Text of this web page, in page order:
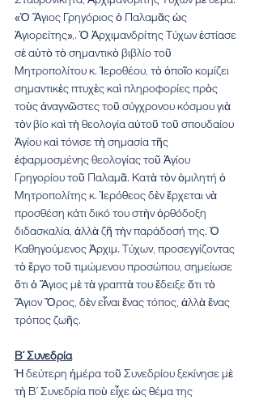
«Ὁ Ἅγιος Γρηγόριος ὁ Παλαμᾶς ὡς
Ἁγιορείτης»,. Ὁ Ἀρχιμανδρίτης Τύχων ἑστίασε
σὲ αὐτὸ τὸ σημαντικὸ βιβλίο τοῦ
Μητροπολίτου κ. Ἱεροθέου, τὸ ὁποῖο κομίζει
σημαντικὲς πτυχὲς καὶ πληροφορίες πρὸς
τοὺς ἀναγνῶστες τοῦ σύγχρονου κόσμου γιὰ
τὸν βίο καὶ τὴ θεολογία αὐτοῦ τοῦ σπουδαίου
Ἁγίου καὶ τόνισε τὴ σημασία τῆς
ἐφαρμοσμένης θεολογίας τοῦ Ἁγίου
Γρηγορίου τοῦ Παλαμᾶ. Κατὰ τὸν ὁμιλητή ὁ
Μητροπολίτης κ. Ἱερόθεος δὲν ἔρχεται νὰ
προσθέση κάτι δικό του στὴν ὀρθόδοξη
διδασκαλία, ἀλλὰ ζῆ τὴν παράδοσή της. Ὁ
Καθηγούμενος Ἀρχιμ. Τύχων, προσεγγίζοντας
τὸ ἔργο τοῦ τιμώμενου προσώπου, σημείωσε
ὅτι ὁ Ἅγιος μὲ τὰ γραπτὰ του ἔδειξε ὅτι τὸ
Ἅγιον Ὄρος, δὲν εἶναι ἕνας τόπος, ἀλλὰ ἕνας
τρόπος ζωῆς.
Β΄ Συνεδρία
Ἡ δεύτερη ἡμέρα τοῦ Συνεδρίου ξεκίνησε μὲ
τὴ Β΄ Συνεδρία ποὺ εἶχε ὡς θέμα της